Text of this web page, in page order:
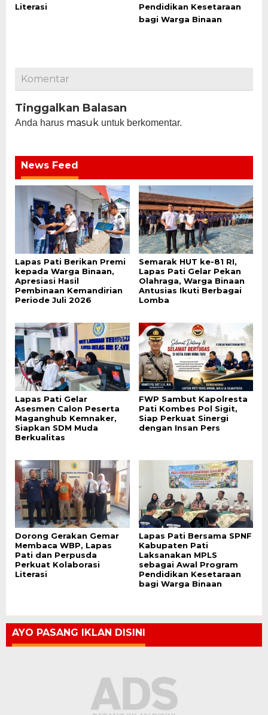
Literasi
Pendidikan Kesetaraan
bagi Warga Binaan
Komentar
Tinggalkan Balasan
Anda harus masuk untuk berkomentar.
News Feed
Lapas Pati Berikan Premi
kepada Warga Binaan,
Apresiasi Hasil
Pembinaan Kemandirian
Periode Juli 2026
Semarak HUT ke-81 RI,
Lapas Pati Gelar Pekan
Olahraga, Warga Binaan
Antusias Ikuti Berbagai
Lomba
Lapas Pati Gelar
Asesmen Calon Peserta
Maganghub Kemnaker,
Siapkan SDM Muda
Berkualitas
FWP Sambut Kapolresta
Pati Kombes Pol Sigit,
Siap Perkuat Sinergi
dengan Insan Pers
Dorong Gerakan Gemar
Membaca WBP, Lapas
Pati dan Perpusda
Perkuat Kolaborasi
Literasi
Lapas Pati Bersama SPNF
Kabupaten Pati
Laksanakan MPLS
sebagai Awal Program
Pendidikan Kesetaraan
bagi Warga Binaan
AYO PASANG IKLAN DISINI